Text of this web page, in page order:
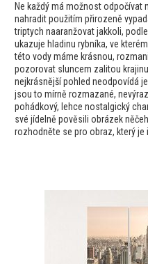
Ne každý má možnost odpočívat
nahradit použitím přirozeně
triptych naaranžovat jakkoli,
ukazuje hladinu rybníka, ve
této vody máme krásnou,
pozorovat sluncem zalitou
nejkrásnější pohled neodpovídá
jsou to mírně rozmazané,
pohádkový, lehce nostalgický
své jídelně pověsili obrázek
rozhodněte se pro obraz, který je